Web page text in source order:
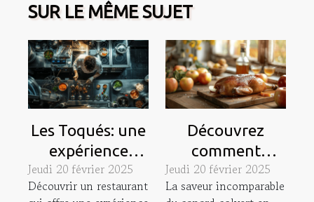
SUR LE MÊME SUJET
Les Toqués: une
expérience
culinaire hors
du commun
Jeudi 20 février 2025
Découvrir un restaurant
Découvrez
comment
préparer un
canard colvert
Jeudi 20 février 2025
La saveur incomparable